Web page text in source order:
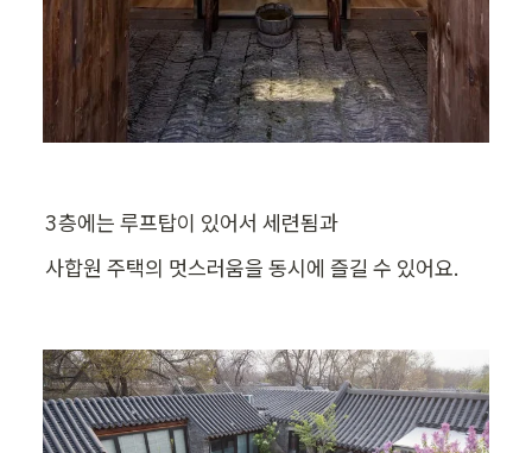
3층에는 루프탑이 있어서 세련됨과
사합원 주택의 멋스러움을 동시에 즐길 수 있어요.